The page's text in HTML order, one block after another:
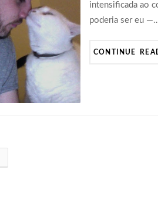
intensificada ao
poderia ser eu
CONTINUE